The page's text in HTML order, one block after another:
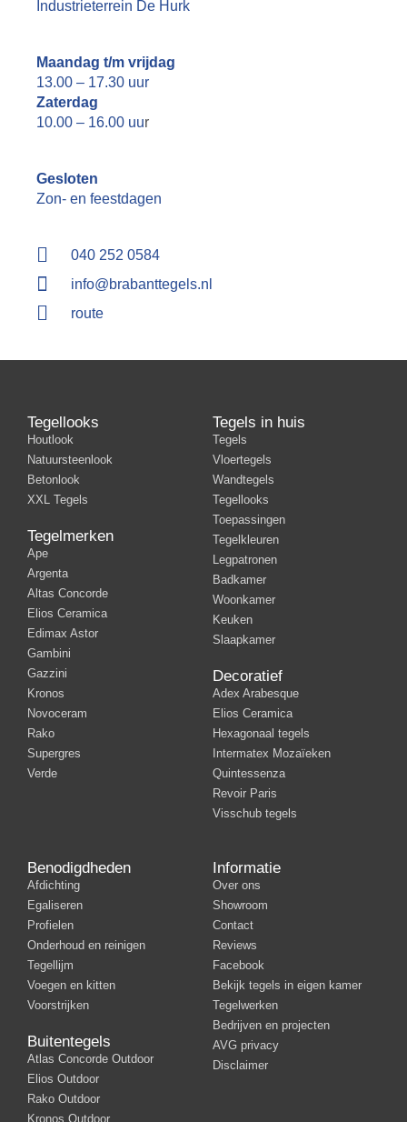
Industrieterrein De Hurk
Maandag t/m vrijdag
13.00 – 17.30 uur
Zaterdag
10.00 – 16.00 uur
Gesloten
Zon- en feestdagen
040 252 0584
info@brabanttegels.nl
route
Tegellooks
Houtlook
Natuursteenlook
Betonlook
XXL Tegels
Tegelmerken
Ape
Argenta
Altas Concorde
Elios Ceramica
Edimax Astor
Gambini
Gazzini
Kronos
Novoceram
Rako
Supergres
Verde
Tegels in huis
Tegels
Vloertegels
Wandtegels
Tegellooks
Toepassingen
Tegelkleuren
Legpatronen
Badkamer
Woonkamer
Keuken
Slaapkamer
Decoratief
Adex Arabesque
Elios Ceramica
Hexagonaal tegels
Intermatex Mozaïeken
Quintessenza
Revoir Paris
Visschub tegels
Benodigdheden
Afdichting
Egaliseren
Profielen
Onderhoud en reinigen
Tegellijm
Voegen en kitten
Voorstrijken
Buitentegels
Atlas Concorde Outdoor
Elios Outdoor
Rako Outdoor
Kronos Outdoor
Informatie
Over ons
Showroom
Contact
Reviews
Facebook
Bekijk tegels in eigen kamer
Tegelwerken
Bedrijven en projecten
AVG privacy
Disclaimer